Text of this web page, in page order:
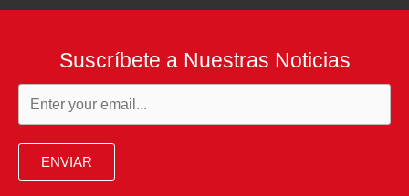
Suscríbete a Nuestras Noticias
ENVIAR